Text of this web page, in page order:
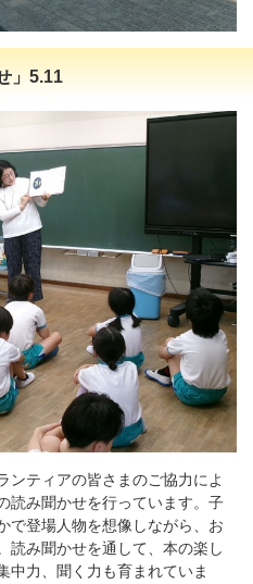
」5.11
ンティアの皆さまのご協力によ
読み聞かせを行っています。子
で登場人物を想像しながら、お
読み聞かせを通して、本の楽し
中力、聞く力も育まれていま